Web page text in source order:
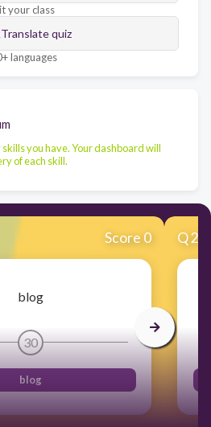
your class
Translate quiz
languages
you have. Your dashboard will
of each skill.
Score 0
blog
30
blog
Q2